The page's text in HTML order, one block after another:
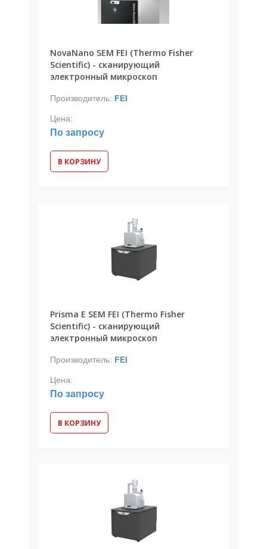
NovaNano SEM FEI (Thermo Fisher
Scientific) - сканирующий
электронный микроскоп
Производитель: FEI
Цена:
По запросу
В КОРЗИНУ
Prisma E SEM FEI (Thermo Fisher
Scientific) - сканирующий
электронный микроскоп
Производитель: FEI
Цена:
По запросу
В КОРЗИНУ